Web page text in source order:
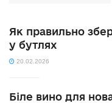
Як правильно
у бутлях
20.02.2026
Біле вино для